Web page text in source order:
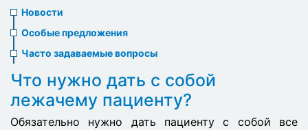
News
menu
Новости
Особые предложения
Часто задаваемые вопросы
Что нужно дать с собой
лежачему пациенту?
Обязательно нужно дать пациенту с собой все